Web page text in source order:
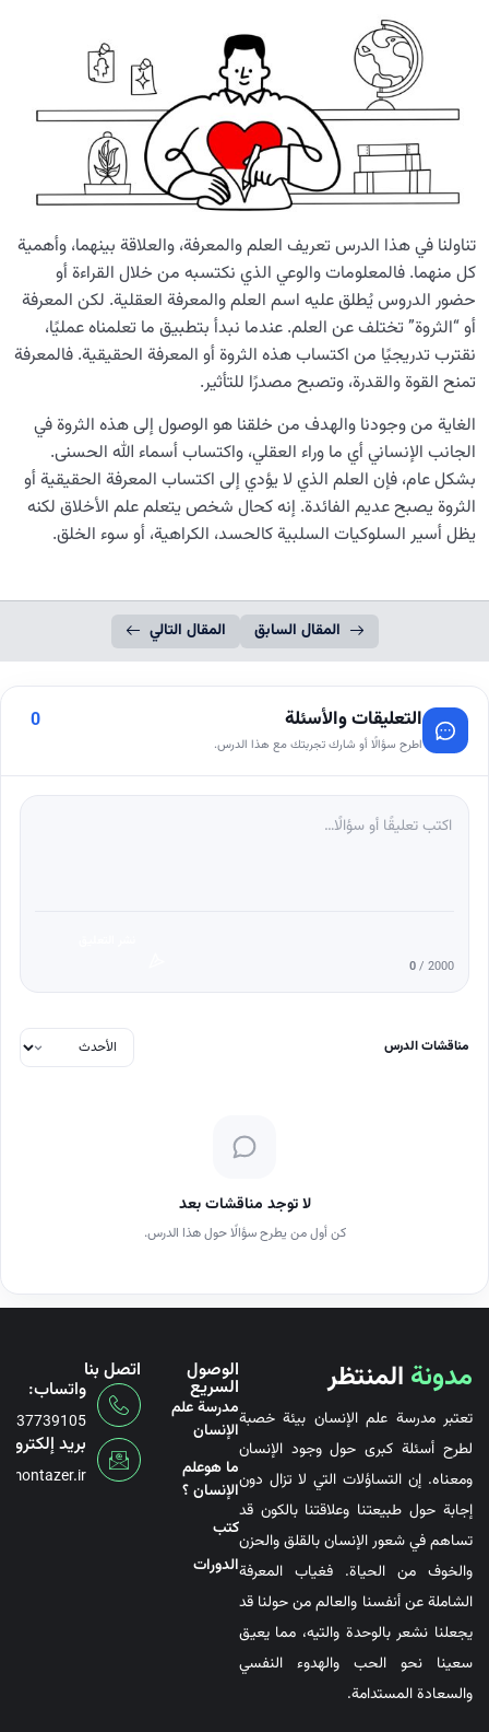
تناولنا في هذا الدرس تعريف العلم والمعرفة، والعلاقة بينهما، وأهمية
كل منهما. فالمعلومات والوعي الذي نكتسبه من خلال القراءة أو
حضور الدروس يُطلق عليه اسم العلم والمعرفة العقلية. لكن المعرفة
أو “الثروة” تختلف عن العلم. عندما نبدأ بتطبيق ما تعلمناه عمليًا،
نقترب تدريجيًا من اكتساب هذه الثروة أو المعرفة الحقيقية. فالمعرفة
تمنح القوة والقدرة، وتصبح مصدرًا للتأثير.
الغاية من وجودنا والهدف من خلقنا هو الوصول إلى هذه الثروة في
الجانب الإنساني أي ما وراء العقلي، واكتساب أسماء الله الحسنى.
بشكل عام، فإن العلم الذي لا يؤدي إلى اكتساب المعرفة الحقيقية أو
الثروة يصبح عديم الفائدة. إنه كحال شخص يتعلم علم الأخلاق لكنه
يظل أسير السلوكيات السلبية كالحسد، الكراهية، أو سوء الخلق.
المقال السابق المقال التالي
التعليقات والأسئلة
اطرح سؤالًا أو شارك تجربتك مع هذا الدرس.
0
0/ 2000
مناقشات الدرس
لا توجد مناقشات بعد
كن أول من يطرح سؤالًا حول هذا الدرس.
مدونة المنتظر
تعتبر مدرسة علم الإنسان بيئة خصبة
لطرح أسئلة كبرى حول وجود الإنسان
ومعناه. إن التساؤلات التي لا تزال دون
إجابة حول طبيعتنا وعلاقتنا بالكون قد
تساهم في شعور الإنسان بالقلق والحزن
والخوف من الحياة. فغياب المعرفة
الشاملة عن أنفسنا والعالم من حولنا قد
يجعلنا نشعر بالوحدة والتيه، مما يعيق
سعينا نحو الحب والهدوء النفسي
والسعادة المستدامة.
الوصول
السريع
مدرسة علم
الإنسان
ما هوعلم
الإنسان ؟
کتب
الدورات
اتصل بنا
واتساب:
بريد